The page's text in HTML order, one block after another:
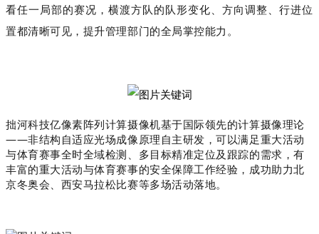
看任一局部的赛况，横渡方队的队形变化、方向调整、行进位
置都清晰可见，提升管理部门的全局掌控能力。
拙河科技亿像素阵列计算摄像机基于国际领先的计算摄像理论
——非结构自适应光场成像原理自主研发，可以满足重大活动
与体育赛事全时全域检测、多目标精准定位及跟踪的需求，有
丰富的重大活动与体育赛事的安全保障工作经验，成功助力北
京冬奥会、西安马拉松比赛等多场活动落地。